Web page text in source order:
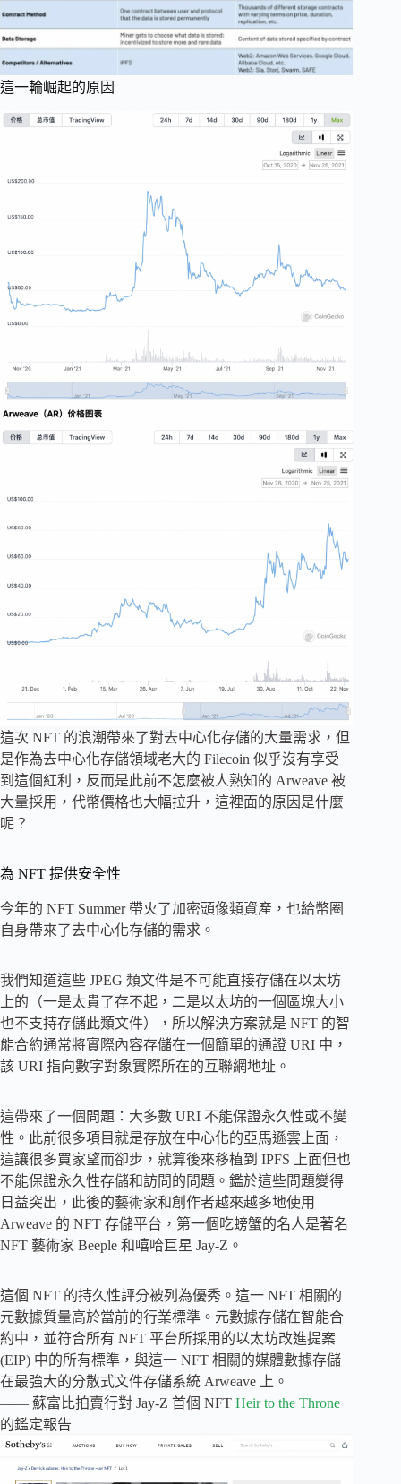
這一輪崛起的原因
這次 NFT 的浪潮帶來了對去中心化存儲的大量需求，但
是作為去中心化存儲領域老大的 Filecoin 似乎沒有享受
到這個紅利，反而是此前不怎麼被人熟知的 Arweave 被
大量採用，代幣價格也大幅拉升，這裡面的原因是什麼
呢？
為 NFT 提供安全性
今年的 NFT Summer 帶火了加密頭像類資產，也給幣圈
自身帶來了去中心化存儲的需求。
我們知道這些 JPEG 類文件是不可能直接存儲在以太坊
上的（一是太貴了存不起，二是以太坊的一個區塊大小
也不支持存儲此類文件），所以解決方案就是 NFT 的智
能合約通常將實際內容存儲在一個簡單的通證 URI 中，
該 URI 指向數字對象實際所在的互聯網地址。
這帶來了一個問題：大多數 URI 不能保證永久性或不變
性。此前很多項目就是存放在中心化的亞馬遜雲上面，
這讓很多買家望而卻步，就算後來移植到 IPFS 上面但也
不能保證永久性存儲和訪問的問題。鑑於這些問題變得
日益突出，此後的藝術家和創作者越來越多地使用
Arweave 的 NFT 存儲平台，第一個吃螃蟹的名人是著名
NFT 藝術家 Beeple 和嘻哈巨星 Jay-Z。
這個 NFT 的持久性評分被列為優秀。這一 NFT 相關的
元數據質量高於當前的行業標準。元數據存儲在智能合
約中，並符合所有 NFT 平台所採用的以太坊改進提案
(EIP) 中的所有標準，與這一 NFT 相關的媒體數據存儲
在最強大的分散式文件存儲系統 Arweave 上。
—— 蘇富比拍賣行對 Jay-Z 首個 NFT Heir to the Throne
的鑑定報告